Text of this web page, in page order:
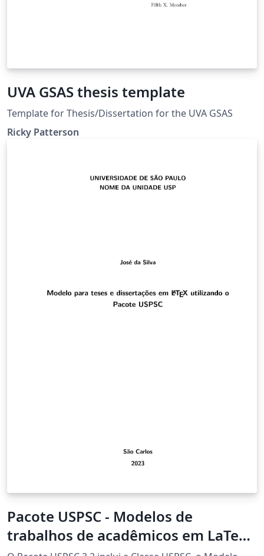
UVA GSAS thesis template
Template for Thesis/Dissertation for the UVA GSAS
Ricky Patterson
Pacote USPSC - Modelos de
trabalhos de acadêmicos em LaTeX-